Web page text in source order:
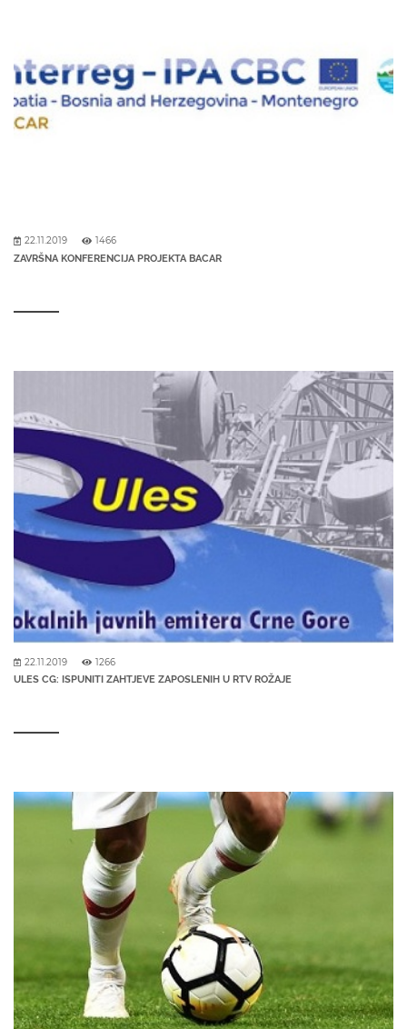
22.11.2019 1466
ZAVRŠNA KONFERENCIJA PROJEKTA BACAR
22.11.2019 1266
ULES CG: ISPUNITI ZAHTJEVE ZAPOSLENIH U RTV ROŽAJE